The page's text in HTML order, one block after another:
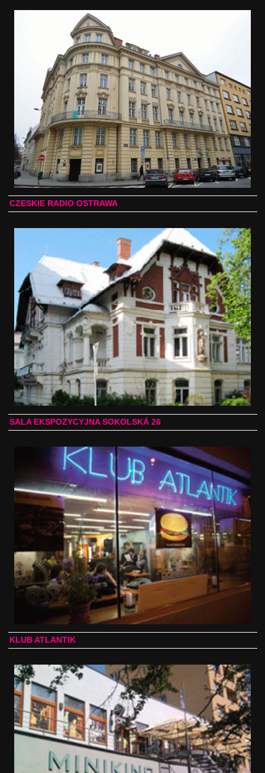
CZESKIE RADIO OSTRAWA
SALA EKSPOZYCYJNA SOKOLSKÁ 26
KLUB ATLANTIK